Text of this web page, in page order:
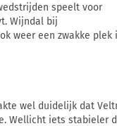
speelt voor
Wijndal bij
weer een zwakke plek
wel duidelijk dat
Wellicht iets stabieler